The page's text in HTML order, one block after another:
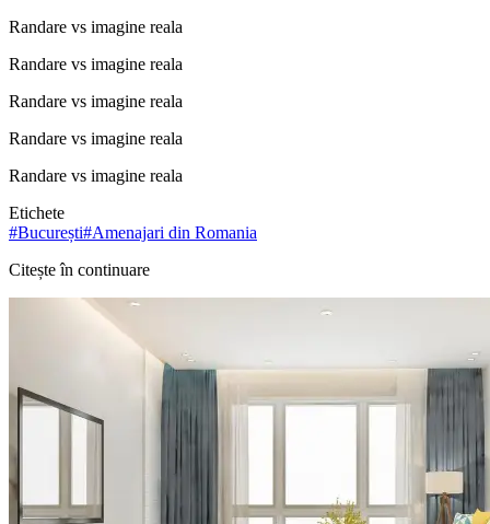
Randare vs imagine reala
Randare vs imagine reala
Randare vs imagine reala
Randare vs imagine reala
Randare vs imagine reala
Etichete
#București#Amenajari din Romania
Citește în continuare